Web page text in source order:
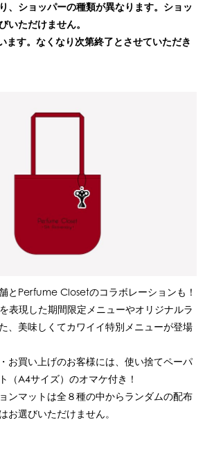
、ショッパーの種類が異なります。ショッ
いただけません。
ます。なくなり次第終了とさせていただき
とPerfume Closetのコラボレーションも！
表現した期間限定メニューやオリジナルラ
、美味しくてカワイイ特別メニューが登場
お買い上げのお客様には、使い捨てペーパ
（A4サイズ）のオマケ付き！
ンマットは全８種の中からランダムの配布
お選びいただけません。